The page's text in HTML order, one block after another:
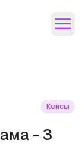
Кейсы
- 3